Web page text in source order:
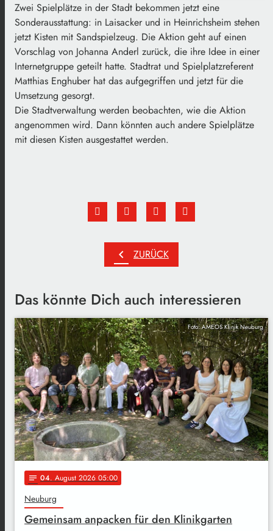
Zwei Spielplätze in der Stadt bekommen jetzt eine
Sonderausstattung: in Laisacker und in Heinrichsheim stehen
jetzt Kisten mit Sandspielzeug. Die Aktion geht auf einen
Vorschlag von Johanna Anderl zurück, die ihre Idee in einer
Internetgruppe geteilt hatte. Stadtrat und Spielplatzreferent
Matthias Enghuber hat das aufgegriffen und jetzt für die
Umsetzung gesorgt.
Die Stadtverwaltung werden beobachten, wie die Aktion
angenommen wird. Dann könnten auch andere Spielplätze
mit diesen Kisten ausgestattet werden.
chevron_left ZURÜCK
Das könnte Dich auch interessieren
Foto: AMEOS Klinik Neuburg
notes 04. August 2026 05:00
Neuburg
Gemeinsam anpacken für den Klinikgarten